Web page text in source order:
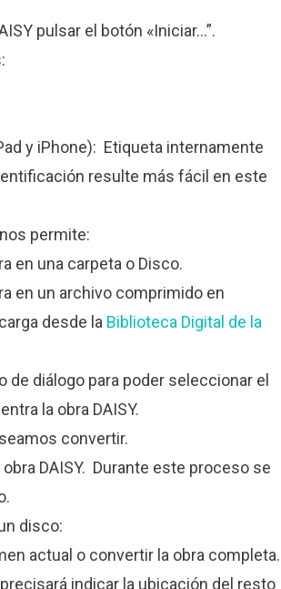
pulsar el botón «Iniciar…”.
y iPhone): Etiqueta internamente
resulte más fácil en este
permite:
en una carpeta o Disco.
en un archivo comprimido en
desde la Biblioteca Digital de la
diálogo para poder seleccionar el
la obra DAISY.
convertir.
DAISY. Durante este proceso se
disco:
actual o convertir la obra completa.
indicar la ubicación del resto